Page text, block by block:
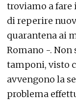
troviamo a fare
di reperire
quarantena ai
Romano -. Non
tamponi, visto
avvengono la
problema